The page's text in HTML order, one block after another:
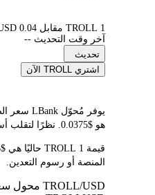
1 TROLL مقابل 0.04 USD
آخر وقت التحديث --
تحديث
اشتري TROLL الآن
هو $0.0375. نظرًا لتقلب أسعار العملات المشفرة باستمرار، ننصحك بالعودة إلى هذه الصفحة قبل التداول للاطلاع على أحدث نتائج التحويل.
المنصة أو رسوم التعدين.
TROLL/USD محول سعر الصرف